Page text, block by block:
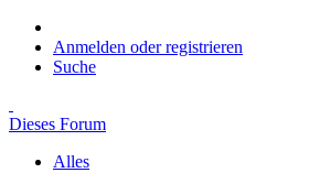
Anmelden oder registrieren
Suche
Dieses Forum
Alles